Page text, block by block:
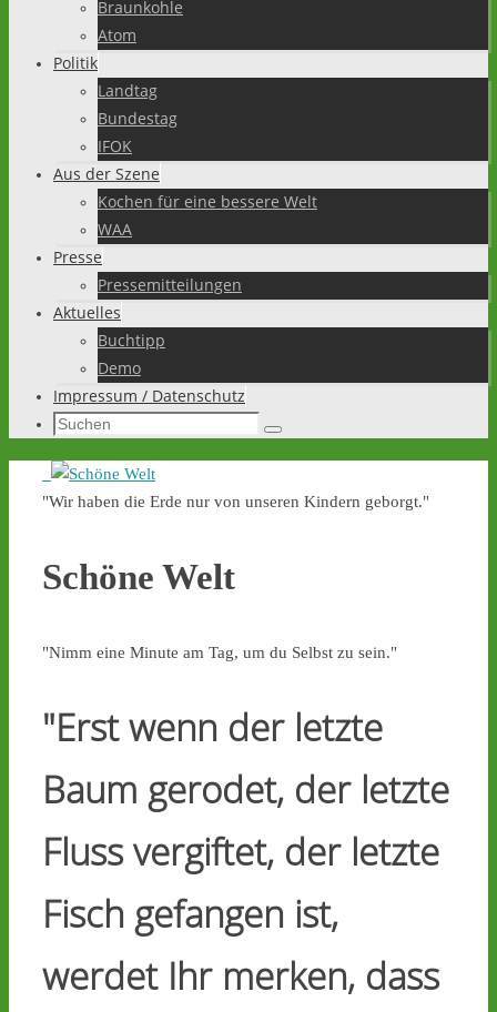
Braunkohle
Atom
Politik
Landtag
Bundestag
IFOK
Aus der Szene
Kochen für eine bessere Welt
WAA
Presse
Pressemitteilungen
Aktuelles
Buchtipp
Demo
Impressum / Datenschutz
Suchen
Suchen
"Wir haben die Erde nur von unseren Kindern geborgt."
Schöne Welt
"Nimm eine Minute am Tag, um du Selbst zu sein."
"Erst wenn der letzte
Baum gerodet, der letzte
Fluss vergiftet, der letzte
Fisch gefangen ist,
werdet Ihr merken, dass